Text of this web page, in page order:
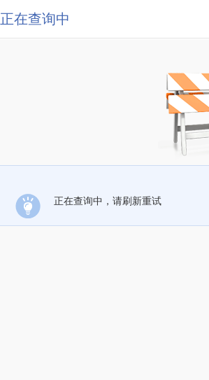
正在查询中
正在查询中，请刷新重试